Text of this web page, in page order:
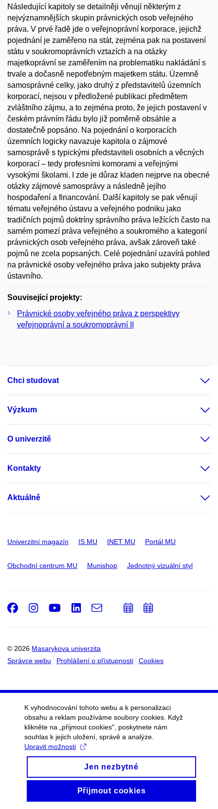
Následující kapitoly se detailněji věnují některým z
nejvýznamnějších skupin právnických osob veřejného
práva. V prvé řadě jde o veřejnoprávní korporace, jejichž
pojednání je zaměřeno na stát, zejména pak na postavení
státu v soukromoprávních vztazích a na otázky
majetkoprávní se zaměřením na problematiku nakládání s
trvale a dočasně nepotřebným majetkem státu. Územně
samosprávné celky, jako druhý z představitelů územních
korporací, nejsou v předložené publikaci předmětem
zvláštního zájmu, a to zejména proto, že jejich postavení v
českém právním řádu bylo již poměrně obsáhle a
dostatečně popsáno. Na pojednání o korporacích
územních logicky navazuje kapitola o zájmové
samosprávě s typickými představiteli osobních a věcných
korporací – tedy profesními komorami a veřejnými
vysokými školami. I zde je důraz kladen nejprve na obecné
otázky zájmové samosprávy a následně jejího
hospodaření a financování. Další kapitoly se pak věnují
tématu veřejného ústavu a veřejného podniku jako
tradičních pojmů doktríny správního práva ležících často na
samém pomezí práva veřejného a soukromého a kategorií
právnických osob veřejného práva, avšak zároveň také
pojmů ne zcela popsaných. Celé pojednání uzavírá pohled
na právnické osoby veřejného práva jako subjekty práva
ústavního.
Související projekty:
Právnické osoby veřejného práva z perspektivy
veřejnoprávní a soukromoprávní II
Chci studovat
Výzkum
O univerzitě
Kontakty
Aktuálně
Univerzitní magazín IS MU INET MU Portál MU
Obchodní centrum MU Munishop Jednotný vizuální styl
© 2026 Masarykova univerzita
Správce webu
Prohlášení o přístupnosti Cookies
Facebook
Instagram
Youtube
LinkedIn
e-
PřidatPřidat
K vyhodnocování tohoto webu a k personalizaci
obsahu a reklam používáme soubory cookies. Když
klikněte na „přijmout cookies", poskytnete nám
souhlas k jejich uložení, správě a analýze.
Upravit možnosti
Jen nezbytné
Přijmout cookies